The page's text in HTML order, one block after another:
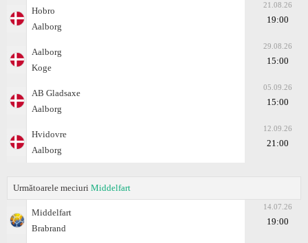
Hobro
Aalborg
21.08.26
19:00
Aalborg
Koge
29.08.26
15:00
AB Gladsaxe
Aalborg
05.09.26
15:00
Hvidovre
Aalborg
12.09.26
21:00
Următoarele meciuri Middelfart
Middelfart
Brabrand
14.07.26
19:00